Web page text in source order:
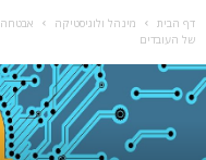
דף הבית מינהל ולוגיסטיקה אבטחה
של העובדים